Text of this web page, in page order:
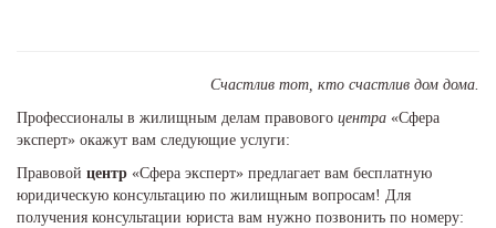
Счастлив тот, кто счастлив дом дома.
Профессионалы в жилищным делам правового центра «Сфера
эксперт» окажут вам следующие услуги:
Правовой центр «Сфера эксперт» предлагает вам бесплатную
юридическую консультацию по жилищным вопросам! Для
получения консультации юриста вам нужно позвонить по номеру: